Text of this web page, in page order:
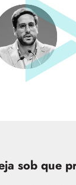
sob que